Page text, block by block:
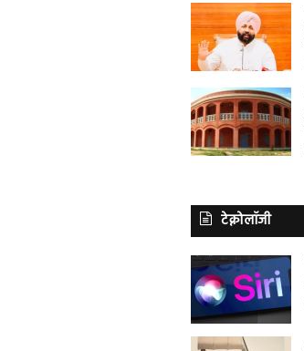
टेक्नोलॉजी